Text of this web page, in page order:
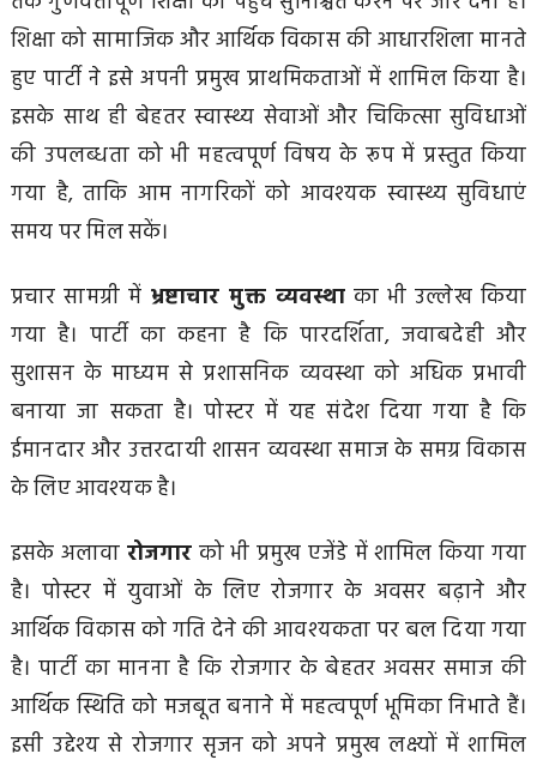
शिक्षा को सामाजिक और आर्थिक विकास की आधारशिला मानते
हुए पार्टी ने इसे अपनी प्रमुख प्राथमिकताओं में शामिल किया है।
इसके साथ ही बेहतर स्वास्थ्य सेवाओं और चिकित्सा सुविधाओं
की उपलब्धता को भी महत्वपूर्ण विषय के रूप में प्रस्तुत किया
गया है, ताकि आम नागरिकों को आवश्यक स्वास्थ्य सुविधाएं
समय पर मिल सकें।
प्रचार सामग्री में भ्रष्टाचार मुक्त व्यवस्था का भी उल्लेख किया
गया है। पार्टी का कहना है कि पारदर्शिता, जवाबदेही और
सुशासन के माध्यम से प्रशासनिक व्यवस्था को अधिक प्रभावी
बनाया जा सकता है। पोस्टर में यह संदेश दिया गया है कि
ईमानदार और उत्तरदायी शासन व्यवस्था समाज के समग्र विकास
के लिए आवश्यक है।
इसके अलावा रोजगार को भी प्रमुख एजेंडे में शामिल किया गया
है। पोस्टर में युवाओं के लिए रोजगार के अवसर बढ़ाने और
आर्थिक विकास को गति देने की आवश्यकता पर बल दिया गया
है। पार्टी का मानना है कि रोजगार के बेहतर अवसर समाज की
आर्थिक स्थिति को मजबूत बनाने में महत्वपूर्ण भूमिका निभाते हैं।
इसी उद्देश्य से रोजगार सृजन को अपने प्रमुख लक्ष्यों में शामिल